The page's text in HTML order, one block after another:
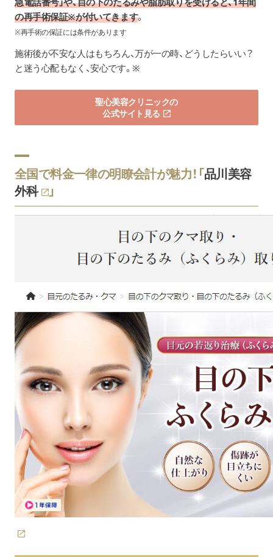
の再手術保証※が付いてきます。
※再手術の保証には条件があります
施術後が不安な人はもちろん、万が一の時、どうしたらいい？
と迷う心配もなく、安心です。※
聖心美容クリニックの
公式サイト見る
全国で料金一律の明瞭会計が魅力！「品川美容
外科
」